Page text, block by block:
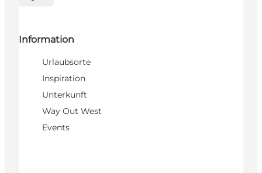
Information
Urlaubsorte
Inspiration
Unterkunft
Way Out West
Events